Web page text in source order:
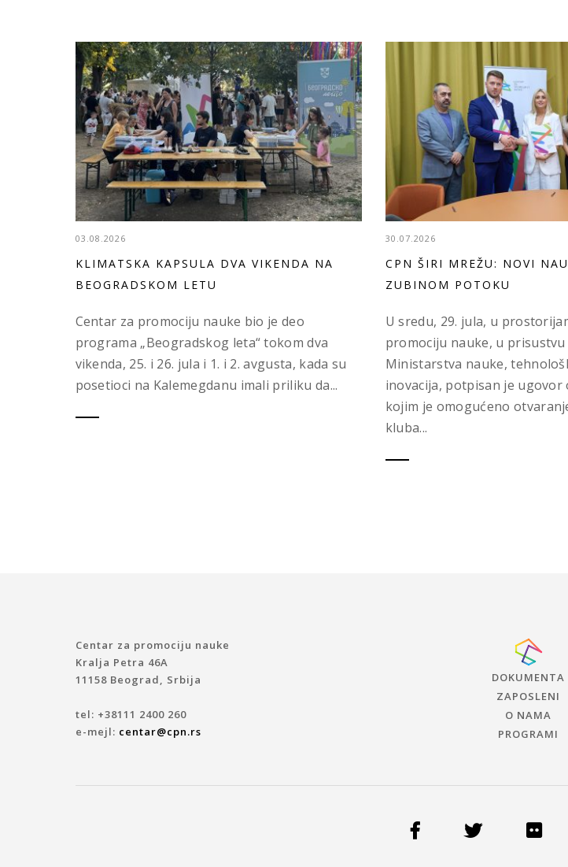
03.08.2026
KLIMATSKA KAPSULA DVA VIKENDA NA
BEOGRADSKOM LETU
Centar za promociju nauke bio je deo
programa „Beogradskog leta“ tokom dva
vikenda, 25. i 26. jula i 1. i 2. avgusta, kada su
posetioci na Kalemegdanu imali priliku da...
30.07.2026
CPN ŠIRI MREŽU: NOVI
ZUBINOM POTOKU
U sredu, 29. jula, u
promociju nauke, u
Ministarstva nauke,
inovacija, potpisan je ugovor
kojim je omogućeno
kluba...
Centar za promociju nauke
Kralja Petra 46A
11158 Beograd, Srbija
tel: +38111 2400 260
e-mejl: centar@cpn.rs
DOKUMENTA
ZAPOSLENI
O NAMA
PROGRAMI